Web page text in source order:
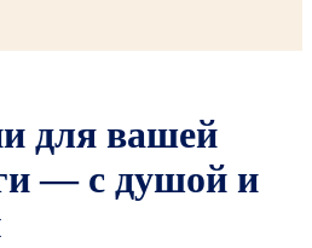
для вашей
— с душой и